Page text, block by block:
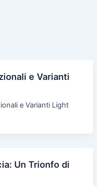
e Varianti
e Varianti Light
Un Trionfo di